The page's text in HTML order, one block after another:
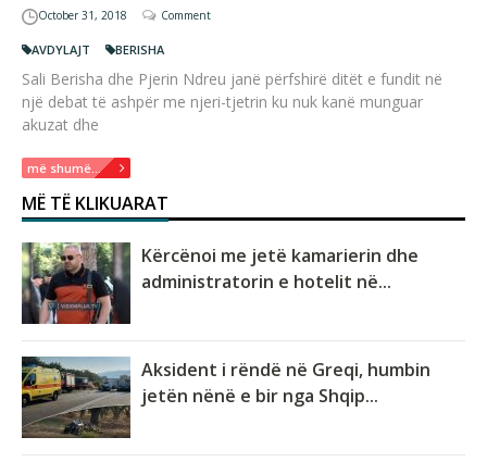
October 31, 2018 Comment
AVDYLAJT BERISHA
Sali Berisha dhe Pjerin Ndreu janë përfshirë ditët e fundit në
një debat të ashpër me njeri-tjetrin ku nuk kanë munguar
akuzat dhe
më shumë...
MË TË KLIKUARAT
Kërcënoi me jetë kamarierin dhe
administratorin e hotelit në...
Aksident i rëndë në Greqi, humbin
jetën nënë e bir nga Shqip...